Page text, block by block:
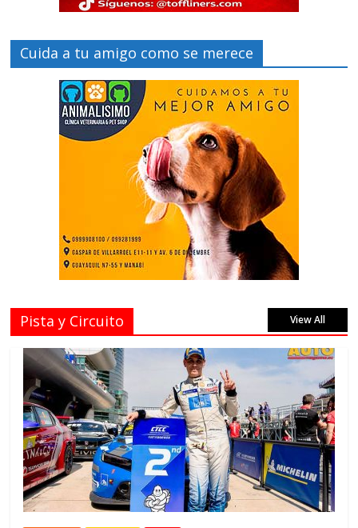
Cuida a tu amigo como se merece
Pista y Circuito View All